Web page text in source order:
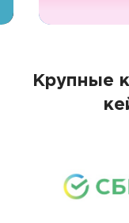
Крупные